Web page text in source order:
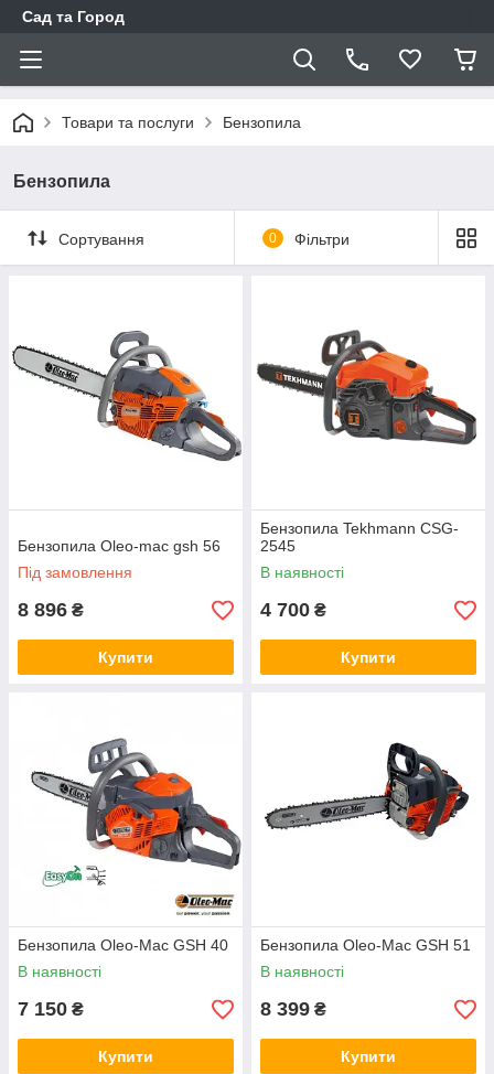
Сад та Город
Товари та послуги Бензопила
Бензопила
Сортування 0 Фільтри
Бензопила Oleo-mac gsh 56
Під замовлення
8 896 ₴
Купити
Бензопила Tekhmann CSG-
2545
В наявності
4 700 ₴
Купити
Бензопила Oleo-Mac GSH 40
В наявності
7 150 ₴
Купити
Бензопила Oleo-Mac GSH 51
В наявності
8 399 ₴
Купити